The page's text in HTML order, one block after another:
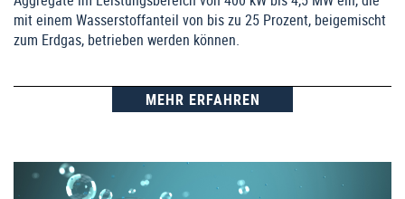
mit einem Wasserstoffanteil von bis zu 25 Prozent, beigemischt
zum Erdgas, betrieben werden können.
MEHR ERFAHREN